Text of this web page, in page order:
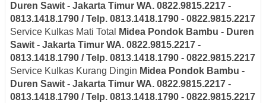
Duren Sawit - Jakarta Timur WA. 0822.9815.2217 -
0813.1418.1790 / Telp. 0813.1418.1790 - 0822.9815.2217
Service Kulkas Mati Total
Midea Pondok Bambu - Duren
Sawit - Jakarta Timur WA. 0822.9815.2217 -
0813.1418.1790 / Telp. 0813.1418.1790 - 0822.9815.2217
Service Kulkas Kurang Dingin Midea Pondok Bambu -
Duren Sawit - Jakarta Timur WA. 0822.9815.2217 -
0813.1418.1790 / Telp. 0813.1418.1790 - 0822.9815.2217